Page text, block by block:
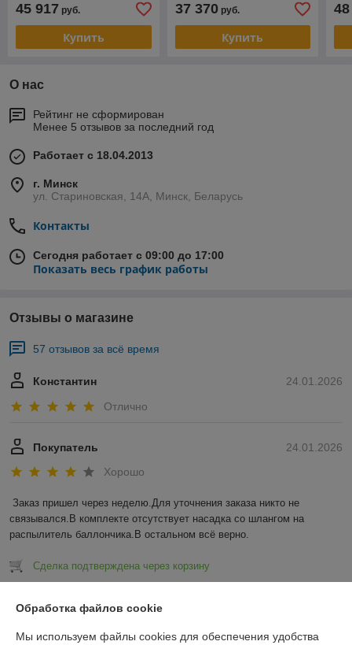
7204 HTS4
45 917 руб.
Купить
7202 HT
37 370руб.
Купить
HT
О нас
Рейтинг не сформирован
Менее 5 отзывов за последний год
Работает с 18.04.2013
г. Минск
ул. Стариновская, 14А, Минск, Беларусь
Контакты
Сегодня работает с 09:00 до 17:00
Показать весь график работы
Отзывы о магазине
57 отзывов за всё время
24.01.2026
Константин
Отлично
24.01.2026
Покупатель
Хорошо
Заказ пришел через неделю.Для уточнения заказа никто не
связывался.В комплекте отсутствует насадка со шлангом на
распылитель баллончика.В остальном всё верно.
Сделка подтверждена через корзину
Показать все отзывы
Обработка файлов cookie
Мы используем файлы cookies для обеспечения удобства